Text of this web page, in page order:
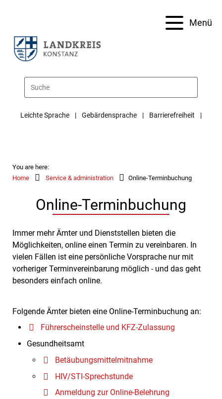
Menü
Leichte Sprache Gebärdensprache Barrierefreiheit
You are here:
Home
Service & administration Online-Terminbuchung
Online-Terminbuchung
Immer mehr Ämter und Dienststellen bieten die
Möglichkeiten, online einen Termin zu vereinbaren. In
vielen Fällen ist eine persönliche Vorsprache nur mit
vorheriger Terminvereinbarung möglich - und das geht
besonders einfach online.
Folgende Ämter bieten eine Online-Terminbuchung an:
Führerscheinstelle und KFZ-Zulassung
Gesundheitsamt
Betäubungsmittelmitnahme
HIV/STI-Sprechstunde
Anmeldung zur Online-Belehrung